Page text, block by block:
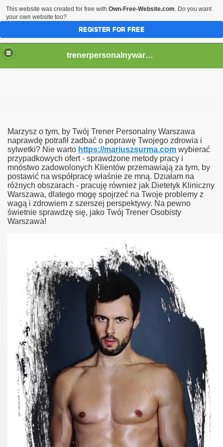
trenerpersonalnywarszawalpqj826
Marzysz o tym, by Twój Trener Personalny Warszawa
naprawdę potrafił zadbać o poprawę Twojego zdrowia i
sylwetki? Nie warto https://mariuszsurma.com wybierać
przypadkowych ofert - sprawdzone metody pracy i
mnóstwo zadowolonych Klientów przemawiają za tym, by
postawić na współpracę właśnie ze mną. Działam na
różnych obszarach - pracuję również jak Dietetyk Kliniczny
Warszawa, dlatego mogę spojrzeć na Twoje problemy z
wagą i zdrowiem z szerszej perspektywy. Na pewno
świetnie sprawdzę się, jako Twój Trener Osobisty
Warszawa!
This website was created for free with Own-Free-Website.com. Do you want
your own website too?
REGISTER FOR FREE